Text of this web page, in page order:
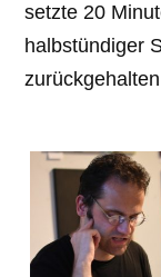
setzte 20
halbstündiger